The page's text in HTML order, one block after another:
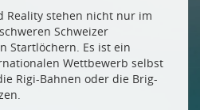
Reality stehen nicht nur im
Schweizer
Startlöchern. Es ist ein
Wettbewerb selbst
Rigi-Bahnen oder die Brig-